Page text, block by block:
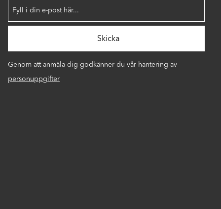
Genom att anmäla dig godkänner du vår hantering av
personuppgifter